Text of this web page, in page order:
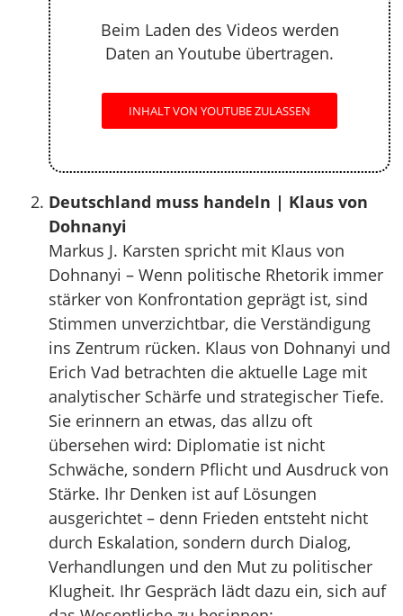
Beim Laden des Videos werden
Daten an Youtube übertragen.
INHALT VON YOUTUBE ZULASSEN
Deutschland muss handeln | Klaus von
Dohnanyi
Markus J. Karsten spricht mit Klaus von
Dohnanyi – Wenn politische Rhetorik immer
stärker von Konfrontation geprägt ist, sind
Stimmen unverzichtbar, die Verständigung
ins Zentrum rücken. Klaus von Dohnanyi und
Erich Vad betrachten die aktuelle Lage mit
analytischer Schärfe und strategischer Tiefe.
Sie erinnern an etwas, das allzu oft
übersehen wird: Diplomatie ist nicht
Schwäche, sondern Pflicht und Ausdruck von
Stärke. Ihr Denken ist auf Lösungen
ausgerichtet – denn Frieden entsteht nicht
durch Eskalation, sondern durch Dialog,
Verhandlungen und den Mut zu politischer
Klugheit. Ihr Gespräch lädt dazu ein, sich auf